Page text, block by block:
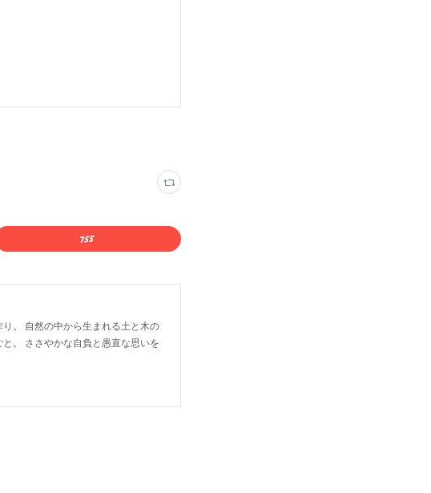
。 自然の中から生まれる土と木の
。 ささやかな自負と愚直な思いを